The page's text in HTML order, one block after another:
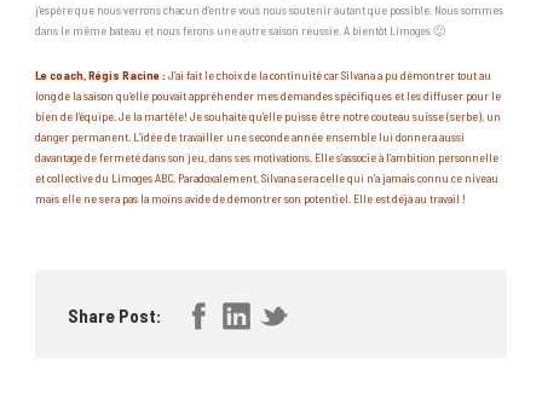
j’espère que nous verrons chacun d’entre vous nous soutenir autant que possible. Nous sommes
dans le même bateau et nous ferons une autre saison réussie. A bientôt Limoges 🙂
Le coach, Régis Racine : J’ai fait le choix de la continuité car Silvana a pu démontrer tout au
long de la saison qu’elle pouvait appréhender mes demandes spécifiques et les diffuser pour le
bien de l’équipe. Je la martèle! Je souhaite qu’elle puisse être notre couteau suisse (serbe), un
danger permanent. L’idée de travailler une seconde année ensemble lui donnera aussi
davantage de fermeté dans son jeu, dans ses motivations. Elle s’associe à l’ambition personnelle
et collective du Limoges ABC. Paradoxalement, Silvana sera celle qui n’a jamais connu ce niveau
mais elle ne sera pas la moins avide de démontrer son potentiel. Elle est déjà au travail !
Share Post: